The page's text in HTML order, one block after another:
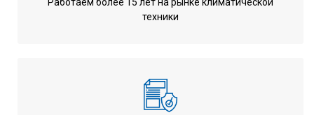
Энергоэффективность при
Управление компрессором
Длина трубопровода ( общая )
техники